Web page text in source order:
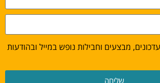
מבצעים וחבילות נופש במייל ובהודעות
שליחה